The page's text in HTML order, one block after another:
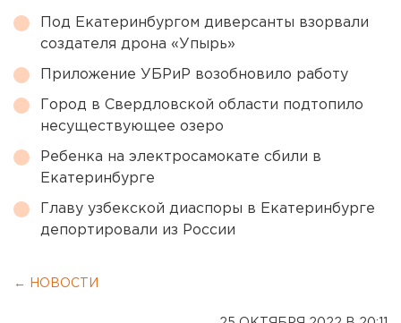
Под Екатеринбургом диверсанты взорвали
создателя дрона «Упырь»
Приложение УБРиР возобновило работу
Город в Свердловской области подтопило
несуществующее озеро
Ребенка на электросамокате сбили в
Екатеринбурге
Главу узбекской диаспоры в Екатеринбурге
депортировали из России
← НОВОСТИ